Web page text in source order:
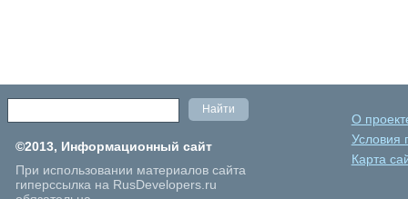
©2013, Информационный сайт
При использовании материалов сайта
гиперссылка на RusDevelopers.ru
О
Условия
Карта